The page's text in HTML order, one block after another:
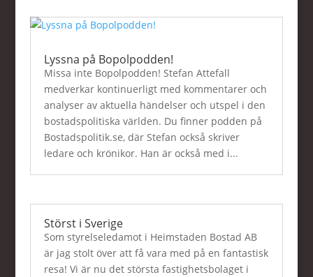
Lyssna på Bopolpodden!
Missa inte Bopolpodden! Stefan Attefall
medverkar kontinuerligt med kommentarer och
analyser av aktuella händelser och utspel i den
bostadspolitiska världen. Du finner podden på
Bostadspolitik.se, där Stefan också skriver
ledare och krönikor. Han är också med i...
Störst i Sverige
Som styrelseledamot i Heimstaden Bostad AB
är jag stolt över att få vara med på en fantastisk
resa! Vi är nu det största fastighetsbolaget i